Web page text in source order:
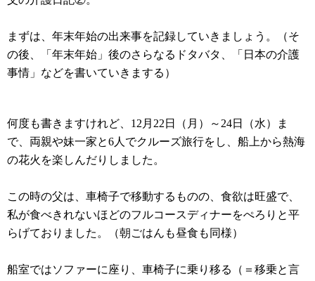
まずは、年末年始の出来事を記録していきましょう。（そ
の後、「年末年始」後のさらなるドタバタ
、「日本の介護
事情」などを書いていきまする）
何度も書きますけれど、12月22日（月）～24日（水）ま
で、両親や妹一家と6人でクルーズ旅行をし、船上から熱海
の花火を楽しんだりしました。
この時の父は、車椅子で移動するものの、食欲は旺盛で、
私が食べきれないほどのフルコースディナーをぺろりと平
らげておりました。（朝ごはんも昼食も同様）
船室ではソファーに座り、車椅子に乗り移る（＝移乗と言